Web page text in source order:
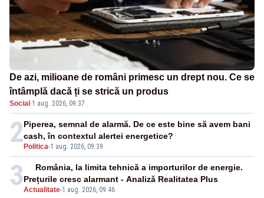
De azi, milioane de români primesc un drept nou. Ce se
întâmplă dacă ți se strică un produs
Social ·1 aug. 2026, 09:37
2 Politica-1 aug. 2026, 09:39
Piperea, semnal de alarmă. De ce este bine să avem bani
cash, în contextul alertei energetice?
3Actualitate-1 aug. 2026, 09:46
România, la limita tehnică a importurilor de energie.
Prețurile cresc alarmant - Analiză Realitatea Plus